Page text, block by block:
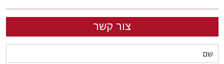
צור קשר